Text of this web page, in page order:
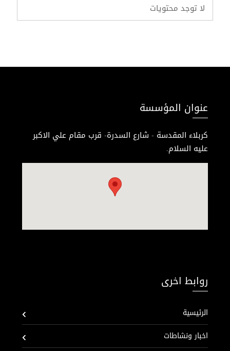
لا توجد محتويات
عنوان المؤسسة
كربلاء المقدسة - شارع السدرة- قرب مقام علي الاكبر
عليه السلام.
روابط اخرى
الرئيسية
اخبار ونشاطات